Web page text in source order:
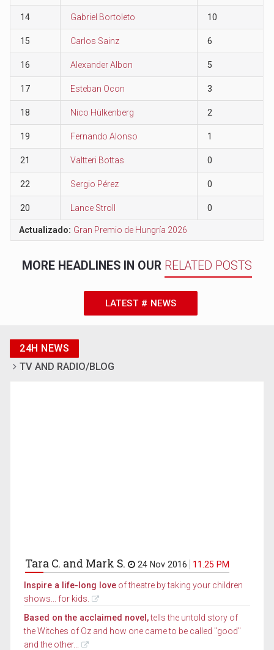
14 Gabriel Bortoleto 10
15 Carlos Sainz 6
16 Alexander Albon 5
17 Esteban Ocon 3
18 Nico Hülkenberg 2
19 Fernando Alonso 1
21 Valtteri Bottas 0
22 Sergio Pérez 0
20 Lance Stroll 0
Actualizado: Gran Premio de Hungría 2026
MORE HEADLINES IN OUR RELATED POSTS
LATEST # NEWS
24H NEWS
TV AND RADIO/BLOG
Tara C. and Mark S. 24 Nov 2016 11.25 PM
Inspire a life-long love of theatre by taking your children
shows... for kids.
Based on the acclaimed novel,tells the untold story of
the Witches of Oz and how one came to be called "good"
and the other...